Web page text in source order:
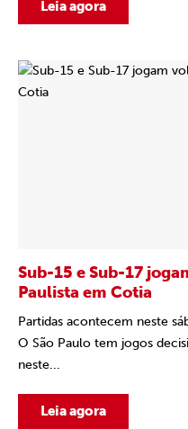
Leia agora
Sub-15 e Sub-17
Paulista em Cotia
Partidas acontecem neste
O São Paulo tem jogos
neste...
Leia agora